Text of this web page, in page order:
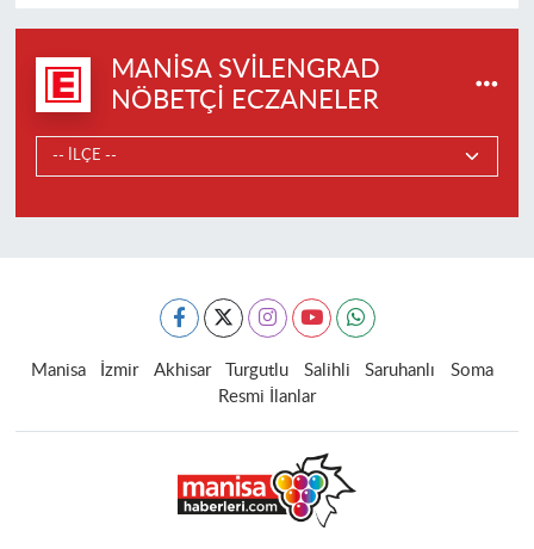
MANISA SVILENGRAD
NÖBETÇI ECZANELER
Manisa İzmir Akhisar Turgutlu Salihli Saruhanlı
Soma
Resmi İlanlar